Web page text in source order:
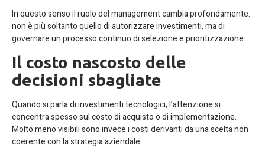
In questo senso il ruolo del management cambia profondamente:
non è più soltanto quello di autorizzare investimenti, ma di
governare un processo continuo di selezione e prioritizzazione.
Il costo nascosto delle
decisioni sbagliate
Quando si parla di investimenti tecnologici, l’attenzione si
concentra spesso sul costo di acquisto o di implementazione.
Molto meno visibili sono invece i costi derivanti da una scelta non
coerente con la strategia aziendale.